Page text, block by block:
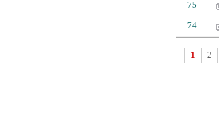
75
74
1 2